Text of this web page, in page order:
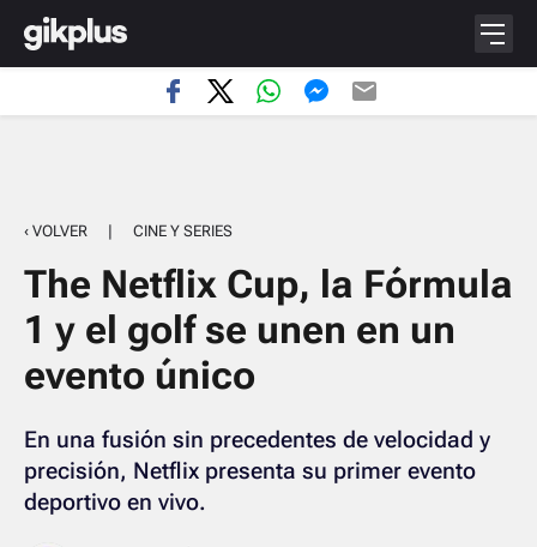
‹ VOLVER | CINE Y SERIES
The Netflix Cup, la Fórmula
1 y el golf se unen en un
evento único
En una fusión sin precedentes de velocidad y
precisión, Netflix presenta su primer evento
deportivo en vivo.